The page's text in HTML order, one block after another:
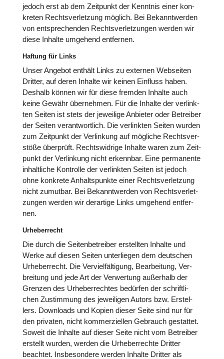
jedoch erst ab dem Zeit­punkt der Kenntnis einer kon­
kre­ten Rechts­ver­let­zung möglich. Bei Bekannt­wer­den
von ent­spre­chen­den Rechts­ver­let­zun­gen werden wir
diese Inhalte umgehend ent­fer­nen.
Haftung für Links
Unser Angebot enthält Links zu externen Web­sei­ten
Dritter, auf deren Inhalte wir keinen Einfluss haben.
Deshalb können wir für diese fremden Inhalte auch
keine Gewähr über­neh­men. Für die Inhalte der ver­link­
ten Seiten ist stets der jewei­lige Anbieter oder Betrei­ber
der Seiten ver­ant­wort­lich. Die ver­link­ten Seiten wurden
zum Zeit­punkt der Ver­lin­kung auf mögliche Rechts­ver­
stöße über­prüft. Rechts­wid­rige Inhalte waren zum Zeit­
punkt der Ver­lin­kung nicht erkenn­bar. Eine per­ma­nente
inhalt­li­che Kon­trolle der ver­link­ten Seiten ist jedoch
ohne konkrete Anhalts­punkte einer Rechts­ver­let­zung
nicht zumutbar. Bei Bekannt­wer­den von Rechts­ver­let­
zun­gen werden wir der­ar­tige Links umgehend ent­fer­
nen.
Urheberrecht
Die durch die Sei­ten­be­trei­ber erstell­ten Inhalte und
Werke auf diesen Seiten unter­lie­gen dem deut­schen
Urhe­ber­recht. Die Ver­viel­fäl­ti­gung, Bear­bei­tung, Ver­
brei­tung und jede Art der Ver­wer­tung außer­halb der
Grenzen des Urhe­ber­rech­tes bedürfen der schrift­li­
chen Zustim­mung des jewei­li­gen Autors bzw. Erstel­
lers. Down­loads und Kopien dieser Seite sind nur für
den privaten, nicht kom­mer­zi­el­len Gebrauch gestat­tet.
Soweit die Inhalte auf dieser Seite nicht vom Betrei­ber
erstellt wurden, werden die Urhe­ber­rechte Dritter
beachtet. Ins­be­son­dere werden Inhalte Dritter als